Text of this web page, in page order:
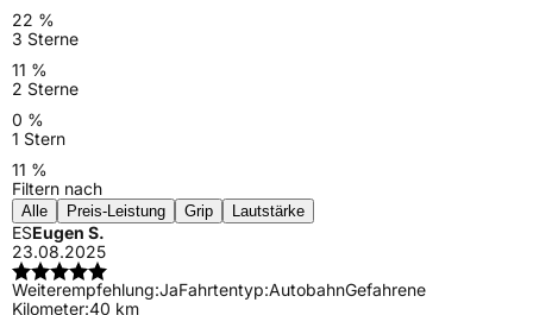
22 %
3 Sterne
11 %
2 Sterne
0 %
1 Stern
11 %
Filtern nach
Alle Preis-Leistung Grip Lautstärke
ESEugen S.
23.08.2025
Weiterempfehlung:JaFahrtentyp:AutobahnGefahrene
Kilometer:40 km